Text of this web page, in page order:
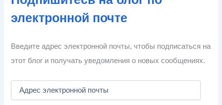
электронной почте
Введите адрес электронной почты, чтобы подписаться на
этот блог и получать уведомления о новых сообщениях.